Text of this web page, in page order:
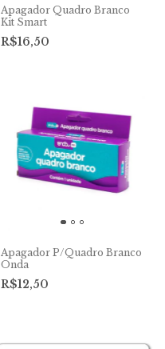
Apagador Quadro Branco
Kit Smart
R$16,50
Apagador P/Quadro Branco
Onda
R$12,50